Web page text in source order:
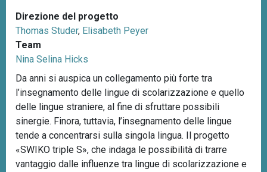
Direzione del progetto
Thomas Studer, Elisabeth Peyer
Team
Nina Selina Hicks
Da anni si auspica un collegamento più forte tra
l’insegnamento delle lingue di scolarizzazione e quello
delle lingue straniere, al fine di sfruttare possibili
sinergie. Finora, tuttavia, l’insegnamento delle lingue
tende a concentrarsi sulla singola lingua. Il progetto
«SWIKO triple S», che indaga le possibilità di trarre
vantaggio dalle influenze tra lingue di scolarizzazione e